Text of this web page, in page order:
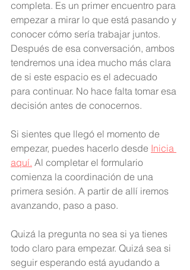
completa. Es un primer encuentro para
empezar a mirar lo que está pasando y
conocer cómo sería trabajar juntos.
Después de esa conversación, ambos
tendremos una idea mucho más clara
de si este espacio es el adecuado
para continuar. No hace falta tomar esa
decisión antes de conocernos.
Si sientes que llegó el momento de
empezar, puedes hacerlo desde Inicia
aquí. Al completar el formulario
comienza la coordinación de una
primera sesión. A partir de allí iremos
avanzando, paso a paso.
Quizá la pregunta no sea si ya tienes
todo claro para empezar. Quizá sea si
seguir esperando está ayudando a